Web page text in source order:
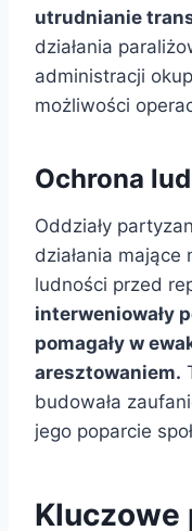
utrudnianie
działania
administracji
możliwości
Ochrona
Oddziały
działania
ludności przed
interweniowały
pomagały w
aresztowaniem.
budowała
jego poparcie
Kluczowe